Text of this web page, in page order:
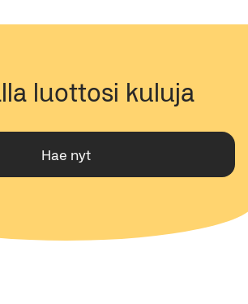
luottosi kuluja
Hae nyt